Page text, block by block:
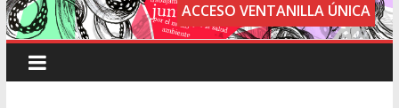
ACCESO VENTANILLA ÚNICA